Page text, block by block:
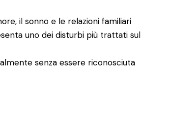
il sonno e le relazioni familiari
uno dei disturbi più trattati sul
senza essere riconosciuta